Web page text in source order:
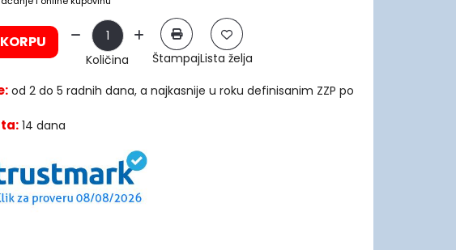
Količina ŠtampajLista želja
od 2 do 5 radnih dana, a najkasnije u roku definisanim ZZP po
14 dana